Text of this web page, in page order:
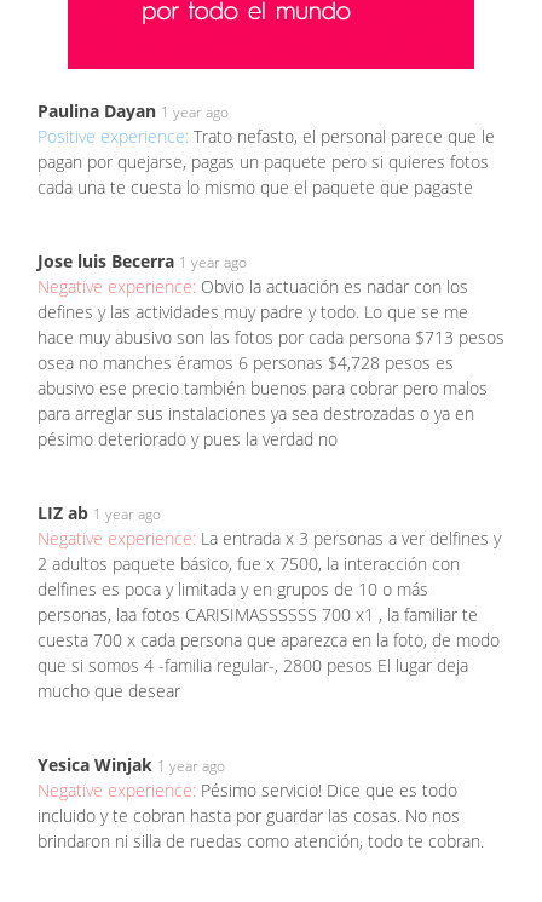
Paulina Dayan 1 year ago
Positive experience: Trato nefasto, el personal parece que le
pagan por quejarse, pagas un paquete pero si quieres fotos
cada una te cuesta lo mismo que el paquete que pagaste
Jose luis Becerra 1 year ago
Negative experience: Obvio la actuación es nadar con los
defines y las actividades muy padre y todo. Lo que se me
hace muy abusivo son las fotos por cada persona $713 pesos
osea no manches éramos 6 personas $4,728 pesos es
abusivo ese precio también buenos para cobrar pero malos
para arreglar sus instalaciones ya sea destrozadas o ya en
pésimo deteriorado y pues la verdad no
LIZ ab 1 year ago
Negative experience: La entrada x 3 personas a ver delfines y
2 adultos paquete básico, fue x 7500, la interacción con
delfines es poca y limitada y en grupos de 10 o más
personas, laa fotos CARISIMASSSSSS 700 x1 , la familiar te
cuesta 700 x cada persona que aparezca en la foto, de modo
que si somos 4 -familia regular-, 2800 pesos El lugar deja
mucho que desear
Yesica Winjak 1 year ago
Negative experience: Pésimo servicio! Dice que es todo
incluido y te cobran hasta por guardar las cosas. No nos
brindaron ni silla de ruedas como atención, todo te cobran.